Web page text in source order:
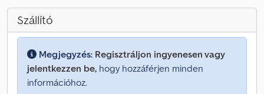
Szállító
Megjegyzés: Regisztráljon ingyenesen vagy
jelentkezzen be, hogy hozzáférjen minden
információhoz.